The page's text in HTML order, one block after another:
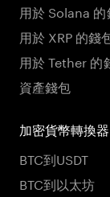
用於 Solana
用於 XRP 的錢
用於 Tether 的
資產錢包
加密貨幣轉換器
BTC到USDT
BTC到以太坊